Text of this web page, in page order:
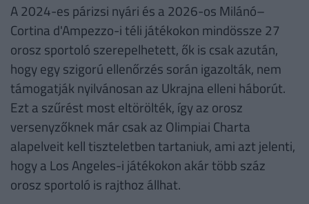
A 2024-es párizsi nyári és a 2026-os Milánó–
Cortina d'Ampezzo-i téli játékokon mindössze 27
orosz sportoló szerepelhetett, ők is csak azután,
hogy egy szigorú ellenőrzés során igazolták, nem
támogatják nyilvánosan az Ukrajna elleni háborút.
Ezt a szűrést most eltörölték, így az orosz
versenyzőknek már csak az Olimpiai Charta
alapelveit kell tiszteletben tartaniuk, ami azt jelenti,
hogy a Los Angeles-i játékokon akár több száz
orosz sportoló is rajthoz állhat.